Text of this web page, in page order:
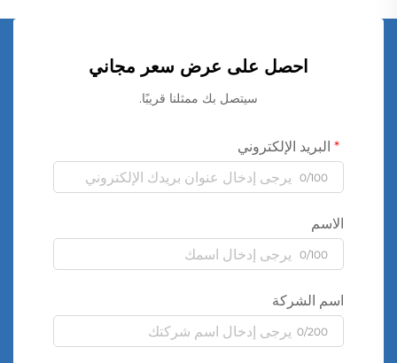
احصل على عرض سعر مجاني
سيتصل بك ممثلنا قريبًا.
البريد الإلكتروني
0/100
الاسم
0/100
اسم الشركة
0/200